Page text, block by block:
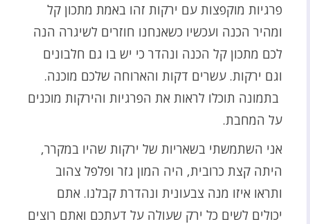
פרגיות מוקפצות עם ירקות זהו באמת מתכון קל
ומהיר הכנה ועכשיו כשאנחנו חוזרים לשיגרה הנה
לכם מתכון קל הכנה ונהדר כי יש בו גם חלבונים
וגם ירקות. עשרים דקות והארוחה שלכם מוכנה.
בתמונה תוכלו לראות את הפרגיות והירקות מוכנים
על המחבת.
אני השתמשתי בשאריות של ירקות שהיו במקרר,
היתה קצת כרובית, היה המון גזר ופלפל צהוב
ותראו איזו מנה צבעונית ונהדרת קבלנו. אתם
יכולים לשים כל ירק שעולה על דעתכם ואתם רוצים